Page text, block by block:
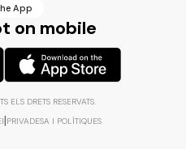
App
on mobile
ELS DRETS RESERVATS.
|PRIVADESA I POLÍTIQUES